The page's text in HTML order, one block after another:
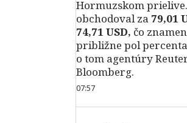
Hormuzskom prielive.
obchodoval za 79,01
74,71 USD, čo
približne pol
o tom agentúry
Bloomberg.
07:57